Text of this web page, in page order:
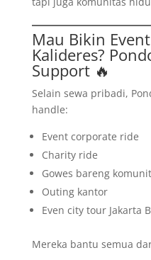
Mau Bikin
Kalideres?
Support 🔥
Selain sewa pribadi,
handle:
Event corporate ride
Charity ride
Gowes bareng
Outing kantor
Even city tour Jakarta
Mereka bantu semua